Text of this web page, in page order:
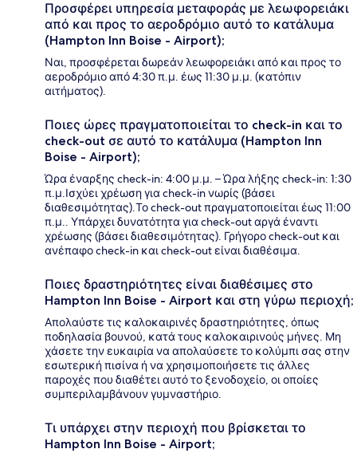
Προσφέρει υπηρεσία μεταφοράς με λεωφορειάκι
από και προς το αεροδρόμιο αυτό το κατάλυμα
(Hampton Inn Boise - Airport);
Ναι, προσφέρεται δωρεάν λεωφορειάκι από και προς το
αεροδρόμιο από 4:30 π.μ. έως 11:30 μ.μ. (κατόπιν
αιτήματος).
Ποιες ώρες πραγματοποιείται το check-in και το
check-out σε αυτό το κατάλυμα (Hampton Inn
Boise - Airport);
Ώρα έναρξης check-in: 4:00 μ.μ. – Ώρα λήξης check-in: 1:30
π.μ.Ισχύει χρέωση για check-in νωρίς (βάσει
διαθεσιμότητας).Το check-out πραγματοποιείται έως 11:00
π.μ.. Υπάρχει δυνατότητα για check-out αργά έναντι
χρέωσης (βάσει διαθεσιμότητας). Γρήγορο check-out και
ανέπαφο check-in και check-out είναι διαθέσιμα.
Ποιες δραστηριότητες είναι διαθέσιμες στο
Hampton Inn Boise - Airport και στη γύρω περιοχή;
Απολαύστε τις καλοκαιρινές δραστηριότητες, όπως
ποδηλασία βουνού, κατά τους καλοκαιρινούς μήνες. Μη
χάσετε την ευκαιρία να απολαύσετε το κολύμπι σας στην
εσωτερική πισίνα ή να χρησιμοποιήσετε τις άλλες
παροχές που διαθέτει αυτό το ξενοδοχείο, οι οποίες
συμπεριλαμβάνουν γυμναστήριο.
Τι υπάρχει στην περιοχή που βρίσκεται το
Hampton Inn Boise - Airport;